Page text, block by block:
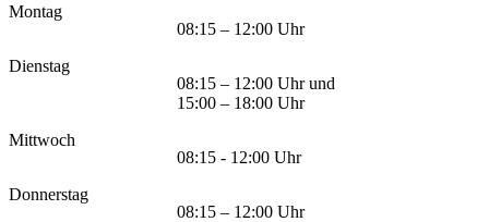
Montag
08:15 – 12:00 Uhr
Dienstag
08:15 – 12:00 Uhr und
15:00 – 18:00 Uhr
Mittwoch
08:15 - 12:00 Uhr
Donnerstag
08:15 – 12:00 Uhr